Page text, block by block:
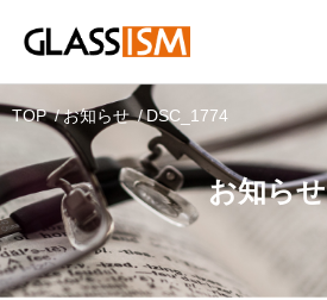
お知らせ
TOP お知らせ DSC_1774